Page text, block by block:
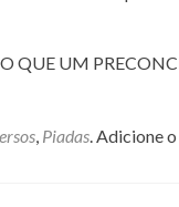
QUE UM
, Piadas. Adicione o